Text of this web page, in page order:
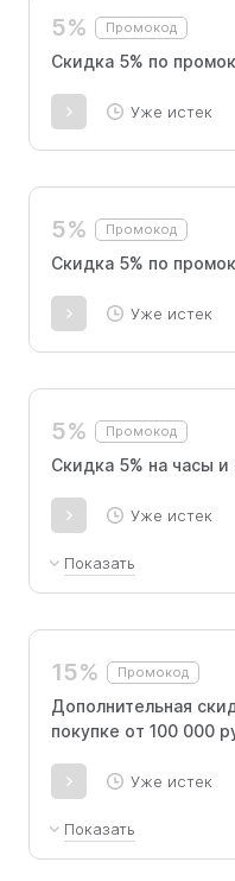
5% Промокод
Скидка 5% по
Уже истек
5% Промокод
Скидка 5% по
Уже истек
5% Промокод
Скидка 5% на часы
Уже истек
Показать
15% Промокод
Дополнительная
покупке от 100 000
Уже истек
Показать